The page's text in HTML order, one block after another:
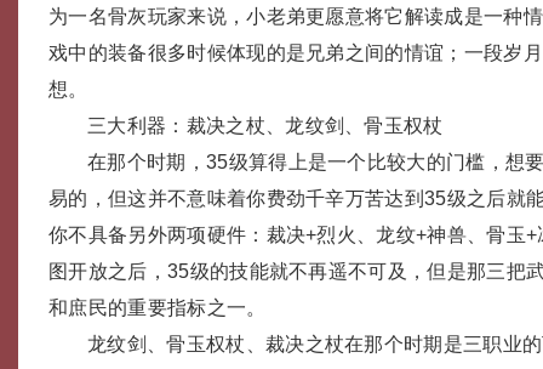
为一名骨灰玩家来说，小老弟更愿意将它解读成是一种
戏中的装备很多时候体现的是兄弟之间的情谊；一段岁
想。
三大利器：裁决之杖、龙纹剑、骨玉权杖
在那个时期，35级算得上是一个比较大的门槛，想
易的，但这并不意味着你费劲千辛万苦达到35级之后就
你不具备另外两项硬件：裁决+烈火、龙纹+神兽、骨玉
图开放之后，35级的技能就不再遥不可及，但是那三把
和庶民的重要指标之一。
龙纹剑、骨玉权杖、裁决之杖在那个时期是三职业